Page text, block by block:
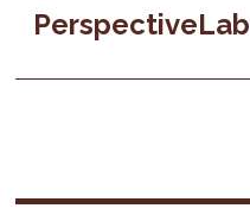
PerspectiveLab